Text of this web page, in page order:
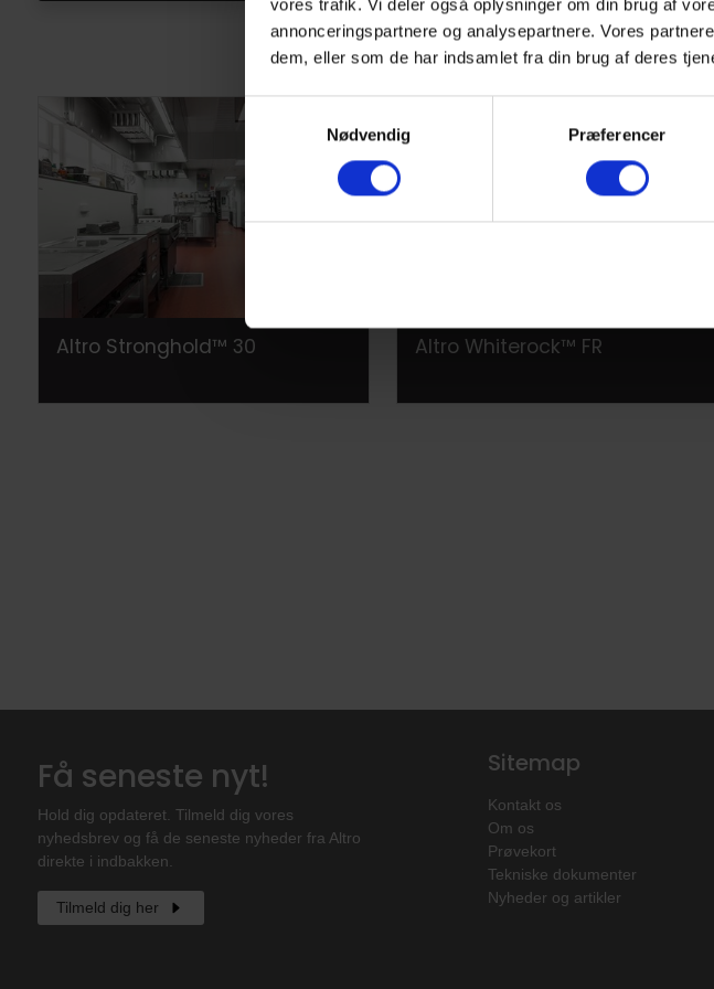
vores trafik. Vi deler også oplysninger om din brug af
annonceringspartnere og analysepartnere. Vores
dem, eller som de har indsamlet fra din brug af deres
Samtykkevalg
Nødvendig
Præferencer
bakterier gemme sig. Både gulv- og vægbeklædningsprodukter fra Altro tilbyder
bakterier, og samtidig er de nemme at rengøre.
Se vores sortiment nedenfor. Du kan foretage dine valg ud fra farve, segment, ydeevne
Altro Stronghold™ 30 Altro Whiterock™ FR
Få seneste nyt!
Hold dig opdateret. Tilmeld dig vores
nyhedsbrev og få de seneste nyheder fra Altro
direkte i indbakken.
Tilmeld dig her
Sitemap
Kontakt os
Om os
Prøvekort
Tekniske dokumenter
Nyheder og artikler